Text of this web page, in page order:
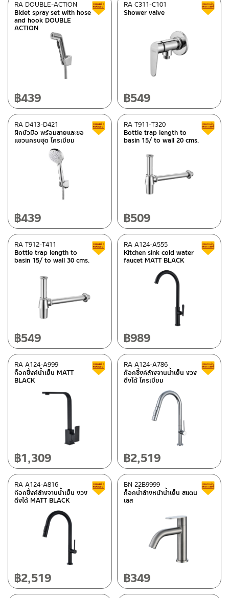
Rasland-Accessories(100)
Rasland-AQ2
Rasland-AQ3
Rasland-fittings
Rasland-Ware
Special tags
OVO COLLECTION
MATT GOLD COLLECTION
REVERSE COLLECTION
Bidet spray set with hose
and hook DOUBLE
ACTION
RA DOUBLE-ACTION Clearance sale
฿439
Shower valve
RA C311-C101
฿549
ฝักบัวมือ พร้อมสายและขอ
แขวนครบชุด โครเมียม
RA D413-D421 Clearance sale
฿439
Bottle trap length to
basin 15/ to wall 20 cms.
RA T911-T320
฿509
Bottle trap length to
basin 15/ to wall 30 cms.
RA T912-T411 Clearance sale
฿549
Kitchen sink cold water
faucet MATT BLACK
RA A124-A555
฿989
ก็อกซิ้งค์น้ำเย็น MATT
BLACK
RA A124-A999 Clearance sale
฿1,309
ก๊อกซิ้งค์ล้างจานน้ำเย็น งวง
ดึงได้ โครเมียม
RA A124-A786
฿2,519
ก๊อกซิ้งค์ล้างจานน้ำเย็น งวง
ดึงได้ MATT BLACK
RA A124-A816 Clearance sale
฿2,519
ก็อกน้ำล้างหน้าน้ำเย็น สแตน
เลส
BN 22B9999
฿349